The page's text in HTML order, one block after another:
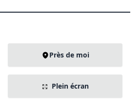
Près de moi
Plein écran